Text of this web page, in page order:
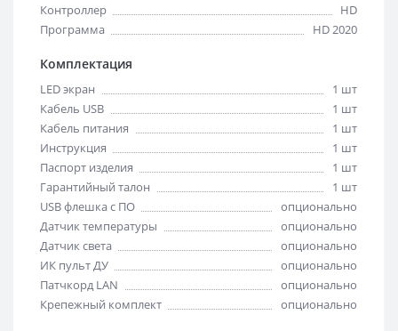
Контроллер
HD
Программа
HD 2020
Комплектация
LED экран
1 шт
Кабель USB
1 шт
Кабель питания
1 шт
Инструкция
1 шт
Паспорт изделия
1 шт
Гарантийный талон
1 шт
USB флешка с ПО
опционально
Датчик температуры
опционально
Датчик света
опционально
ИК пульт ДУ
опционально
Патчкорд LAN
опционально
Крепежный комплект
опционально